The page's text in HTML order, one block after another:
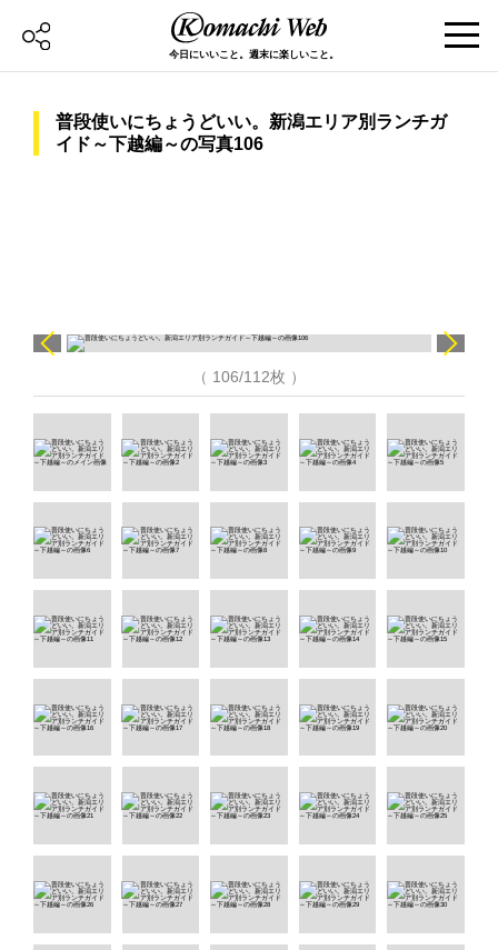
今日にいいこと。週末に楽しいこと。
普段使いにちょうどいい。新潟エリア別ランチガ
イド～下越編～の写真106
（ 106/112枚 ）